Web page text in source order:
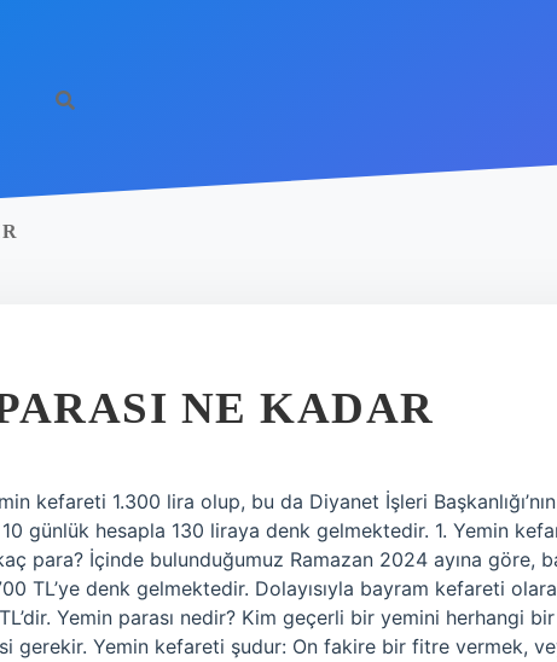
NE KADAR
kefareti 1.300 lira olup, bu da Diyanet İşleri Başkanlığı’nın
günlük hesapla 130 liraya denk gelmektedir. 1. Yemin
para? İçinde bulunduğumuz Ramazan 2024 ayına göre,
TL’ye denk gelmektedir. Dolayısıyla bayram kefareti
Yemin parası nedir? Kim geçerli bir yemini herhangi
gerekir. Yemin kefareti şudur: On fakire bir fitre vermek,